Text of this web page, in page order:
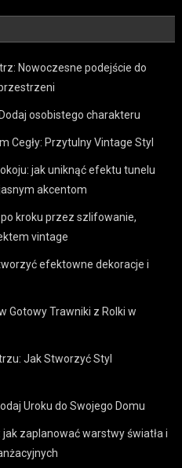
Nowoczesne podejście do
osobistego charakteru
Cegły: Przytulny Vintage Styl
jak uniknąć efektu tunelu
akcentom
kroku przez szlifowanie,
vintage
efektowne dekoracje i
Gotowy Trawniki z Rolki w
Jak Stworzyć Styl
Uroku do Swojego Domu
zaplanować warstwy światła i